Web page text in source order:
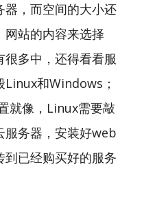
器，而空间的大小还
网站的内容来选择
多中，还得看看服
Linux和Windows；
就像，Linux需要敲
服务器 ，安装好web
到已经购买好的服务